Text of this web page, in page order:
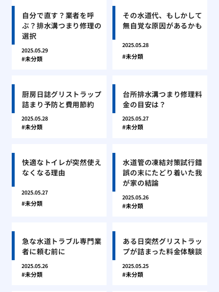
自分で直す？業者を呼
ぶ？排水溝つまり修理の
選択
2025.05.29
未分類
その水道代、もしかして
無自覚な原因があるかも
2025.05.28
未分類
厨房日誌グリストラップ
詰まり予防と費用節約
2025.05.28
未分類
台所排水溝つまり修理料
金の目安は？
2025.05.27
未分類
快適なトイレが突然使え
なくなる理由
2025.05.27
未分類
水道管の凍結対策試行錯
誤の末にたどり着いた我
が家の結論
2025.05.26
未分類
急な水道トラブル専門業
者に頼む前に
2025.05.26
未分類
ある日突然グリストラッ
プが詰まった料金体験談
2025.05.25
未分類